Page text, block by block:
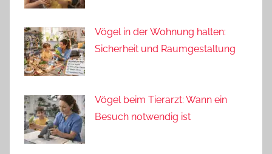
Vögel in der Wohnung halten:
Sicherheit und Raumgestaltung
Vögel beim Tierarzt: Wann ein
Besuch notwendig ist